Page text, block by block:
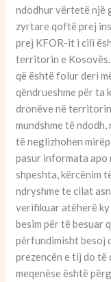
ndodhur vërtetë një
zyrtare qoftë prej
prej KFOR-it i cili
territorin e Kosovës.
që është folur deri
qëndrueshme për ta
dronëve në
mundshme të
të neglizhohen
pasur informata apo
shpeshta, kërcënim
ndryshme te cilat
verifikuar atëherë ky
besim për të besuar
përfundimisht besoj
prezencën e tij do të
meqenëse është